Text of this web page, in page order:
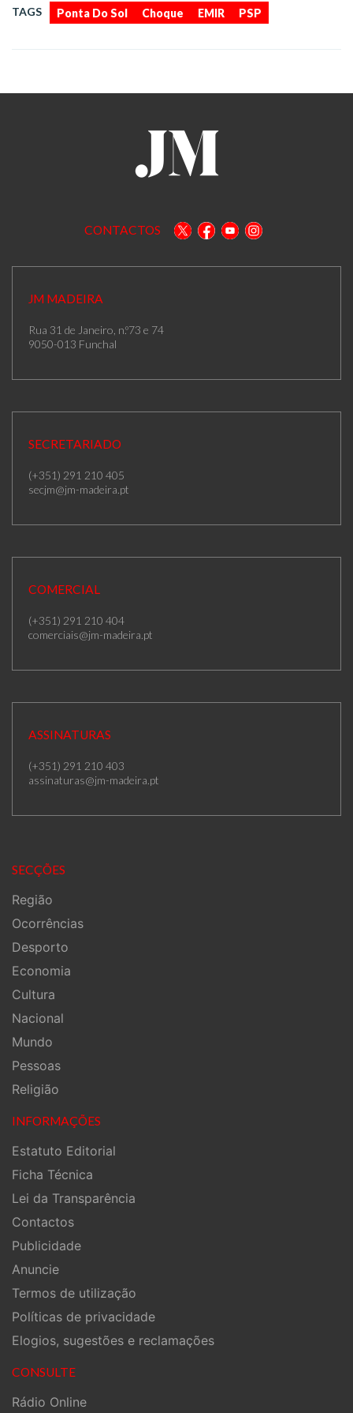
TAGS Ponta Do Sol Choque EMIR PSP
CONTACTOS
JM MADEIRA
Rua 31 de Janeiro, n.º73 e 74
9050-013 Funchal
SECRETARIADO
(+351) 291 210 405
secjm@jm-madeira.pt
COMERCIAL
(+351) 291 210 404
comerciais@jm-madeira.pt
ASSINATURAS
(+351) 291 210 403
assinaturas@jm-madeira.pt
SECÇÕES
Região
Ocorrências
Desporto
Economia
Cultura
Nacional
Mundo
Pessoas
Religião
INFORMAÇÕES
Estatuto Editorial
Ficha Técnica
Lei da Transparência
Contactos
Publicidade
Anuncie
Termos de utilização
Políticas de privacidade
Elogios, sugestões e reclamações
CONSULTE
Rádio Online